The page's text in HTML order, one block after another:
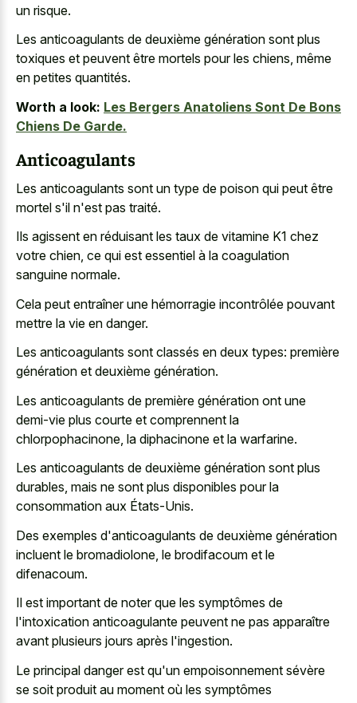
un risque.
Les anticoagulants de deuxième génération sont plus
toxiques et peuvent être mortels pour les chiens, même
en petites quantités.
Worth a look: Les Bergers Anatoliens Sont De Bons
Chiens De Garde.
Anticoagulants
Les anticoagulants sont un type de poison qui peut être
mortel s'il n'est pas traité.
Ils agissent en réduisant les taux de vitamine K1 chez
votre chien, ce qui est essentiel à la coagulation
sanguine normale.
Cela peut entraîner une hémorragie incontrôlée pouvant
mettre la vie en danger.
Les anticoagulants sont classés en deux types: première
génération et deuxième génération.
Les anticoagulants de première génération ont une
demi-vie plus courte et comprennent la
chlorpophacinone, la diphacinone et la warfarine.
Les anticoagulants de deuxième génération sont plus
durables, mais ne sont plus disponibles pour la
consommation aux États-Unis.
Des exemples d'anticoagulants de deuxième génération
incluent le bromadiolone, le brodifacoum et le
difenacoum.
Il est important de noter que les symptômes de
l'intoxication anticoagulante peuvent ne pas apparaître
avant plusieurs jours après l'ingestion.
Le principal danger est qu'un empoisonnement sévère
se soit produit au moment où les symptômes